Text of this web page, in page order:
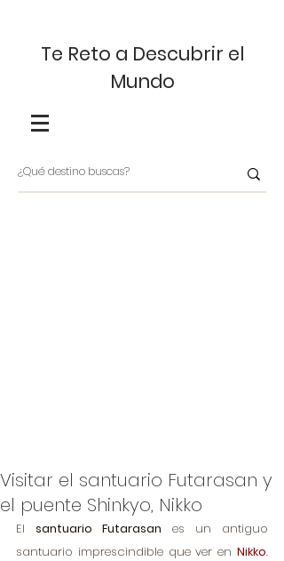
Te Reto a Descubrir el
Mundo
Visitar el santuario Futarasan y
el puente Shinkyo, Nikko
El santuario Futarasan es un antiguo
santuario imprescindible que ver en Nikko.